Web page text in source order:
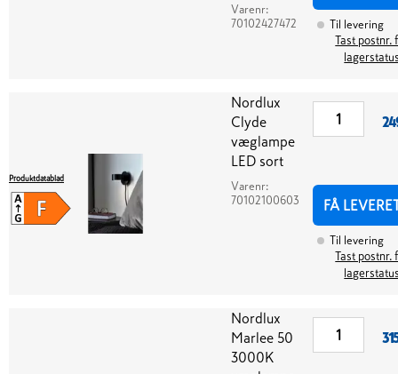
Varenr:
70102427472
Til levering
Tast postnr.
Nordlux
Clyde
væglampe
LED sort
Varenr:
70102100603
Produktdatablad
FÅ
Til levering
Tast postnr.
Nordlux
Marlee 50
3000K